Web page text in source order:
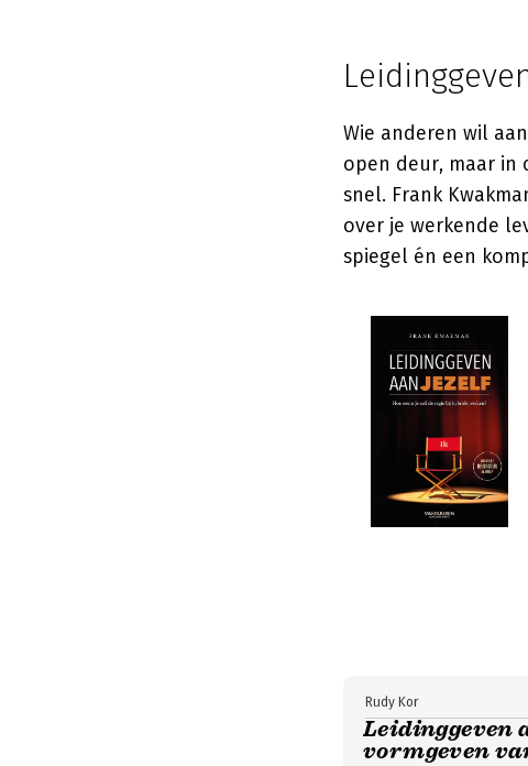
Wie anderen wil
open deur, maar in
snel. Frank
over je werkende
spiegel én een
Leidinggeven
vormgeven
Rudy Kor